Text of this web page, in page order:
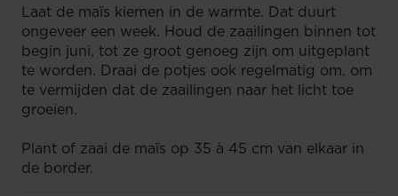
Laat de maïs kiemen in de warmte. Dat duurt
ongeveer een week. Houd de zaailingen binnen tot
begin juni, tot ze groot genoeg zijn om uitgeplant
te worden. Draai de potjes ook regelmatig om, om
te vermijden dat de zaailingen naar het licht toe
groeien.
Plant of zaai de maïs op 35 à 45 cm van elkaar in
de border.